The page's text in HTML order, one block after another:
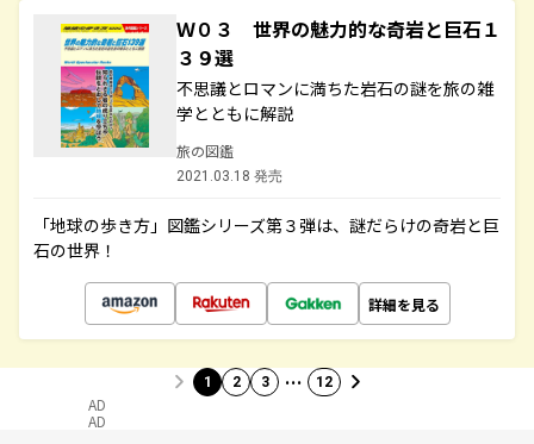
Ｗ０３ 世界の魅力的な奇岩と巨石１
３９選
不思議とロマンに満ちた岩石の謎を旅の雑
学とともに解説
旅の図鑑
2021.03.18 発売
「地球の歩き方」図鑑シリーズ第３弾は、謎だらけの奇岩と巨
石の世界！
詳細を見る
1 2 3 … 12
AD
AD